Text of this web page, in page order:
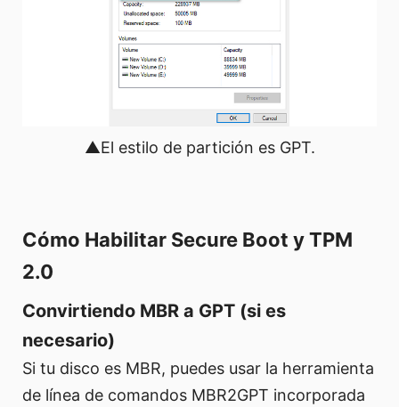
▲El estilo de partición es GPT.
Cómo Habilitar Secure Boot y TPM
2.0
Convirtiendo MBR a GPT (si es
necesario)
Si tu disco es MBR, puedes usar la herramienta
de línea de comandos MBR2GPT incorporada